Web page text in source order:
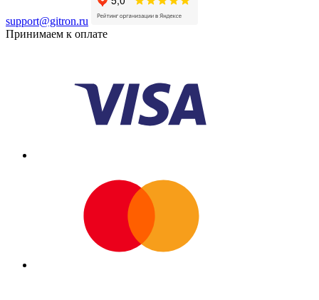
support@gitron.ru
Принимаем к оплате